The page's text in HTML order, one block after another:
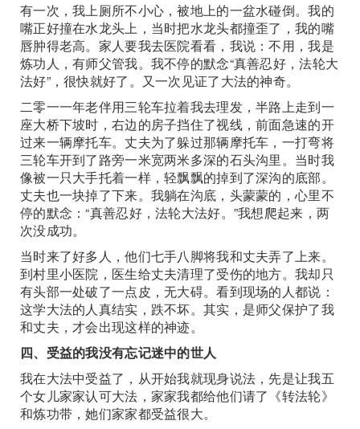
有一次，我上厕所不小心，被地上的一盆水碰倒。我的
嘴正好撞在水龙头上，当时把水龙头都撞歪了，我的嘴
唇肿得老高。家人要我去医院看看，我说：不用，我是
炼功人，有师父管我。我不停的默念“真善忍好，法轮大
法好”，很快就好了。又一次见证了大法的神奇。
二零一一年老伴用三轮车拉着我去理发，半路上走到一
座大桥下坡时，右边的房子挡住了视线，前面急速的开
过来一辆摩托车。丈夫为了躲过那辆摩托车，一打弯将
三轮车开到了路旁一米宽两米多深的石头沟里。当时我
像被一只大手托着一样，轻飘飘的掉到了深沟的底部。
丈夫也一块掉了下来。我躺在沟底，头蒙蒙的，心里不
停的默念：“真善忍好，法轮大法好。”我想爬起来，两
次没成功。
当时来了好多人，他们七手八脚将我和丈夫弄了上来。
到村里小医院，医生给丈夫清理了受伤的地方。我却只
有头部一处破了一点皮，无大碍。看到现场的人都说：
这学大法的人真结实，跌不坏。其实，是师父保护了我
和丈夫，才会出现这样的神迹。
四、受益的我没有忘记迷中的世人
我在大法中受益了，从开始我就现身说法，先是让我五
个女儿家家认可大法，家家我都给他们请了《转法轮》
和炼功带，她们家家都受益很大。